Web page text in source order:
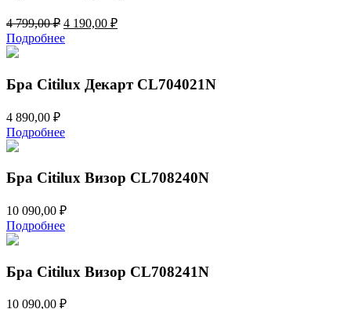
4 799,00₽ Первоначальная
цена
составляла
799,00 ₽.
4 190,00 ₽Текущая
Подробнее
Бра Citilux Декарт CL704021N
4 890,00 ₽
Подробнее
Бра Citilux Визор CL708240N
10 090,00 ₽
Подробнее
Бра Citilux Визор CL708241N
10 090,00 ₽